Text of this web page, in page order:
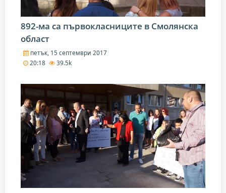
892-ма са първокласниците в Смолянска
област
петък, 15 септември 2017
20:18
39.5k